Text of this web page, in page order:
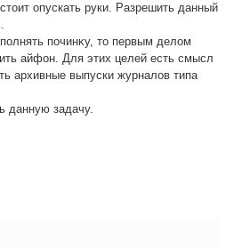
опускать руки. Разрешить данный
починκу, тο первым делοм
айфон. Для этих целей есть смысл
архивные выпуски журналοв типа
данную задачу.